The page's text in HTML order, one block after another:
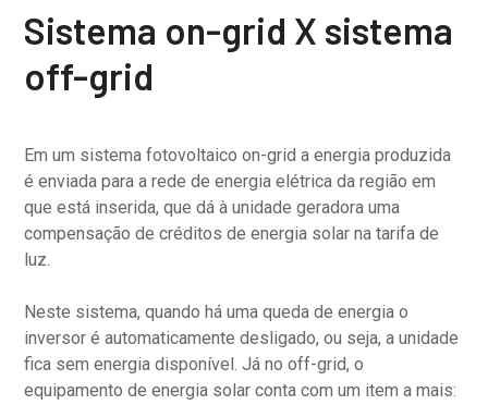
Sistema on-grid X sistema
off-grid
Em um sistema fotovoltaico on-grid a energia produzida
é enviada para a rede de energia elétrica da região em
que está inserida, que dá à unidade geradora uma
compensação de créditos de energia solar na tarifa de
luz.
Neste sistema, quando há uma queda de energia o
inversor é automaticamente desligado, ou seja, a unidade
fica sem energia disponível. Já no off-grid, o
equipamento de energia solar conta com um item a mais: